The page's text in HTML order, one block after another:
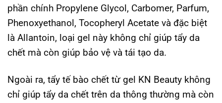
phần chính Propylene Glycol, Carbomer, Parfum,
Phenoxyethanol, Tocopheryl Acetate và đặc biệt
là Allantoin, loại gel này không chỉ giúp tẩy da
chết mà còn giúp bảo vệ và tái tạo da.
Ngoài ra, tẩy tế bào chết từ gel KN Beauty không
chỉ giúp tẩy da chết trên da thông thường mà còn